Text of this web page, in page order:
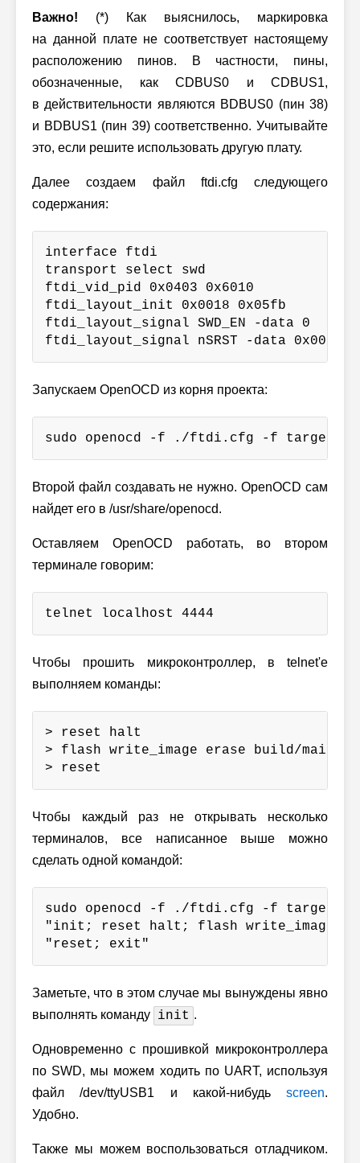
Важно! (*) Как выяснилось, маркировка
на данной плате не соответствует настоящему
расположению пинов. В частности, пины,
обозначенные, как CDBUS0 и CDBUS1,
в действительности являются BDBUS0 (пин 38)
и BDBUS1 (пин 39) соответственно. Учитывайте
это, если решите использовать другую плату.
Далее создаем файл ftdi.cfg следующего
содержания:
interface ftdi
transport select swd
ftdi_vid_pid 0x0403 0x6010
ftdi_layout_init 0x0018 0x05fb
ftdi_layout_signal SWD_EN -data 0
ftdi_layout_signal nSRST -data 0x0010
Запускаем OpenOCD из корня проекта:
sudo openocd -f ./ftdi.cfg -f target/
Второй файл создавать не нужно. OpenOCD сам
найдет его в /usr/share/openocd.
Оставляем OpenOCD работать, во втором
терминале говорим:
telnet localhost 4444
Чтобы прошить микроконтроллер, в telnet'е
выполняем команды:
> reset halt
> flash write_image erase build/
> reset
Чтобы каждый раз не открывать несколько
терминалов, все написанное выше можно
сделать одной командой:
sudo openocd -f ./ftdi.cfg -f target/
"init; reset halt; flash write_image
"reset; exit"
Заметьте, что в этом случае мы вынуждены явно
выполнять команду init .
Одновременно с прошивкой микроконтроллера
по SWD, мы можем ходить по UART, используя
файл /dev/ttyUSB1 и какой-нибудь screen.
Удобно.
Также мы можем воспользоваться отладчиком.